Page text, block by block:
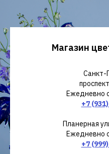
Магазин
Санкт-
Ежедневно
+7
Планерная
Ежедневно
+7